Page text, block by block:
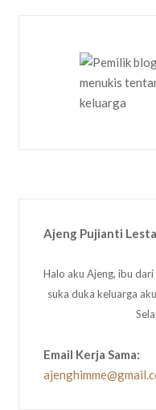
Ajeng Pujianti
Halo aku Ajeng, ibu
suka duka keluarga
Email Kerja Sama: